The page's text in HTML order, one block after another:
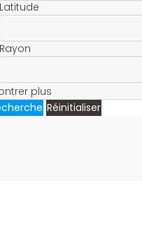
Latitude
Rayon
plus
Réinitialiser